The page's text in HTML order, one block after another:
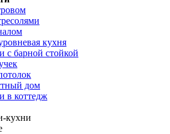
кухня
с барной стойкой
дом
в коттедж
кухни